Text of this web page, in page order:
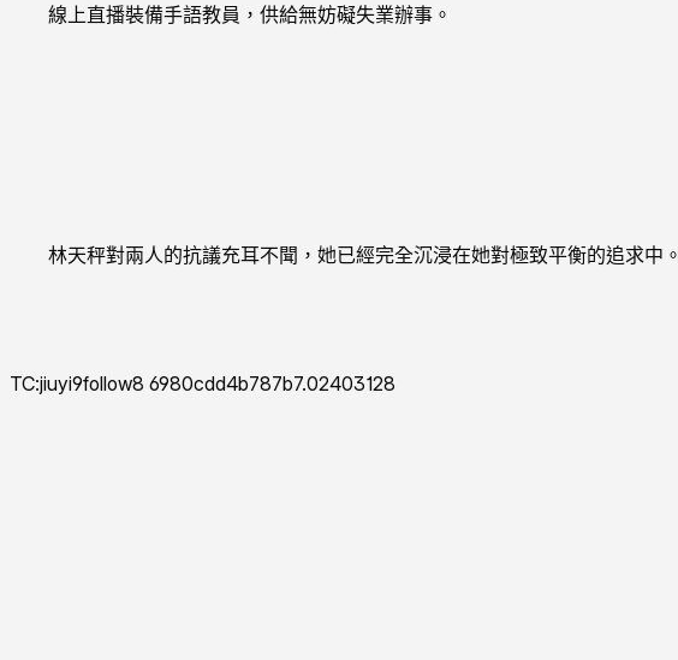
線上直播裝備手語教員，供給無妨礙失業辦事。
林天秤對兩人的抗議充耳不聞，她已經完全沉浸在她對極致平衡的追求中。
TC:jiuyi9follow8 6980cdd4b787b7.02403128